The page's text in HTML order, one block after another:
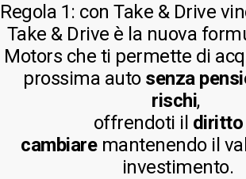
Regola 1: con Take & Drive
Take & Drive è la nuova
Motors che ti permette di
prossima auto senza
rischi,
offrendoti il diritto
cambiaremantenendo il
investimento.